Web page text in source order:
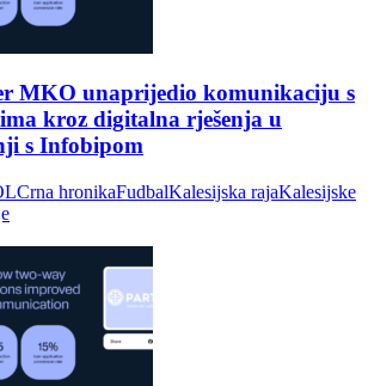
MKO unaprijedio komunikaciju s
kroz digitalna rješenja u
s Infobipom
Crna hronikaFudbalKalesijska rajaKalesijske